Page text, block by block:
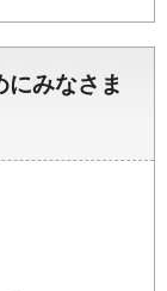
みなさま